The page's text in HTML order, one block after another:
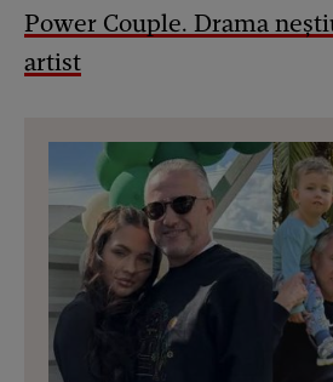
Power Couple. Drama
artist